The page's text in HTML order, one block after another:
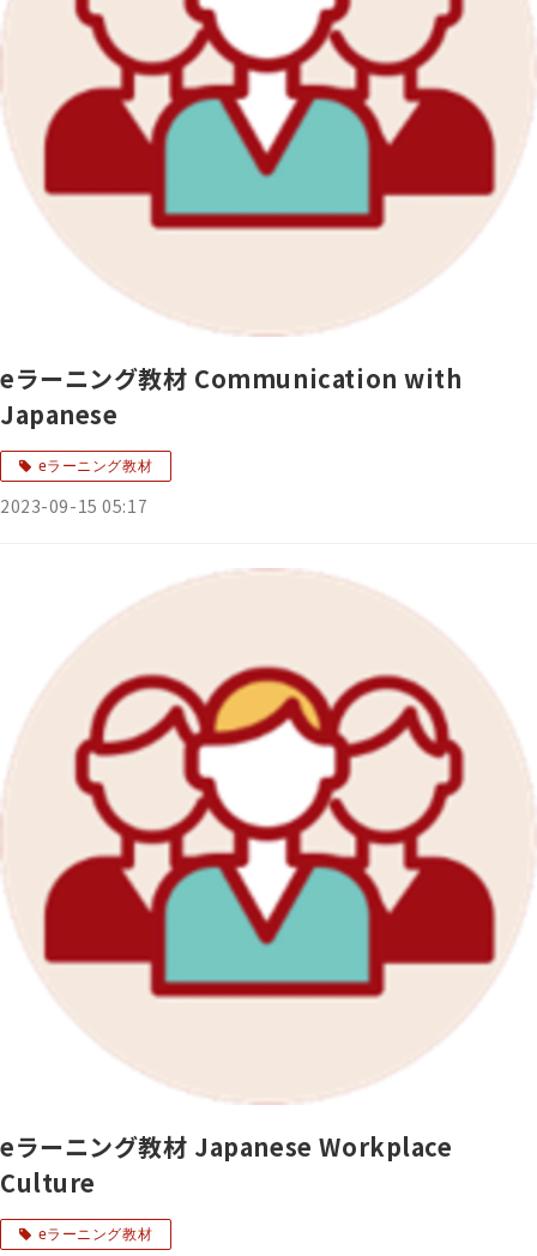
eラーニング教材 Communication with
Japanese
eラーニング教材
2023-09-15 05:17
eラーニング教材 Japanese Workplace
Culture
eラーニング教材